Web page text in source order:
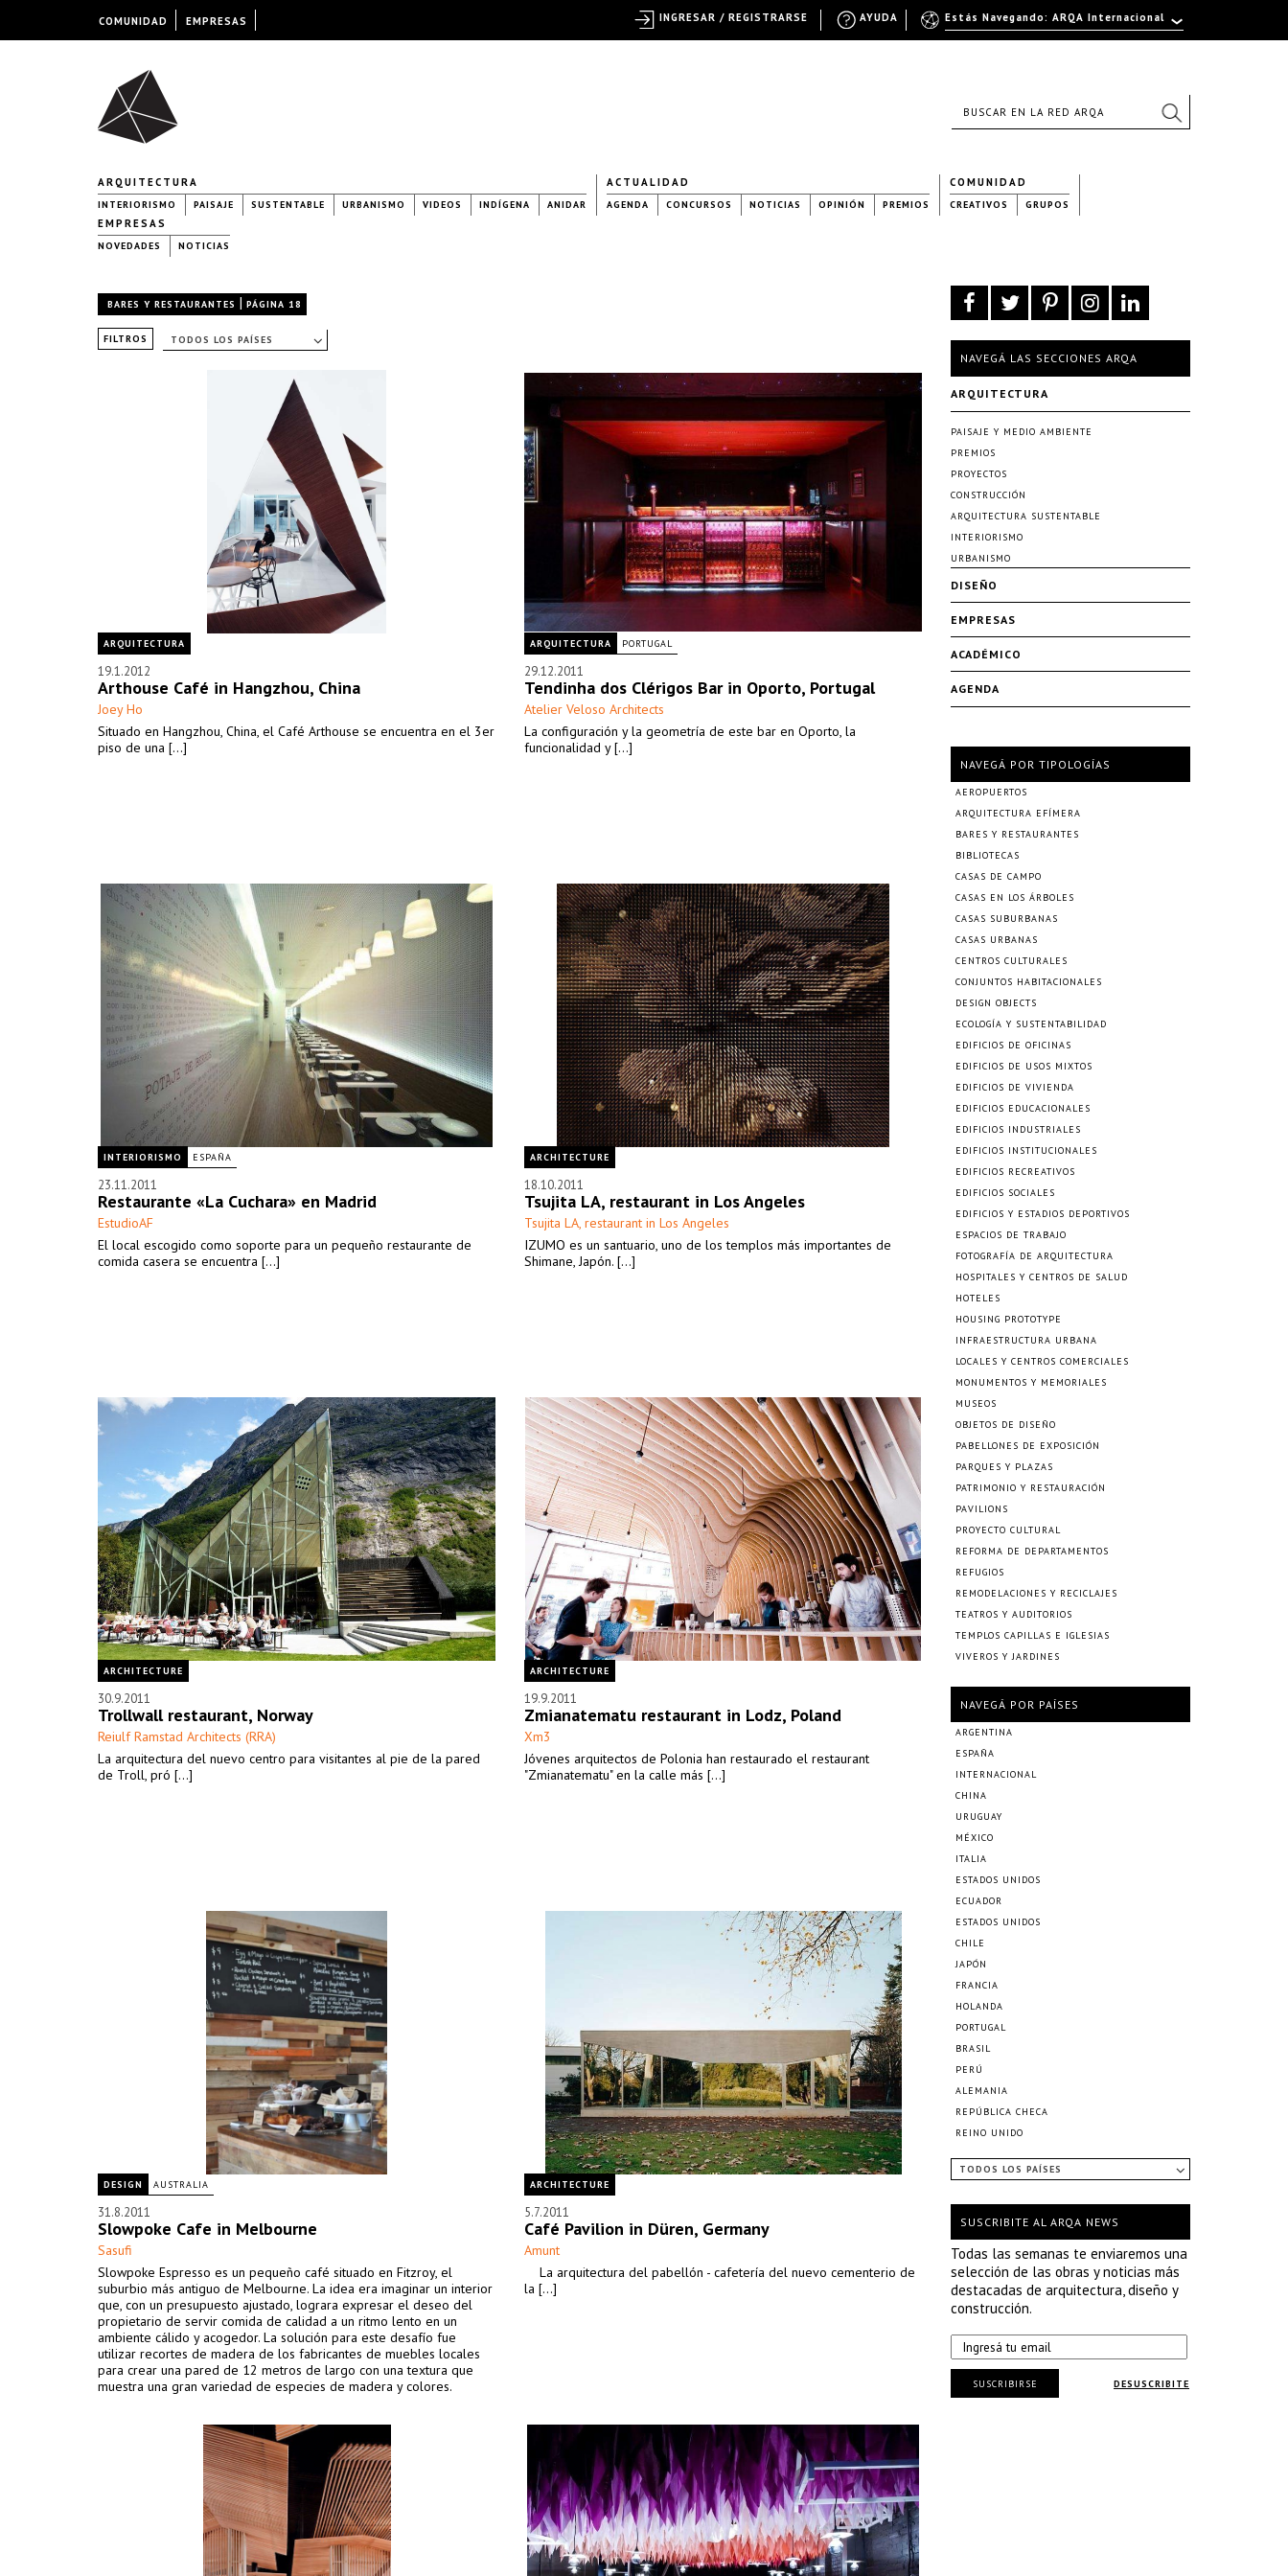
ARQUITECTURA
INTERIORISMO PAISAJE SUSTENTABLE URBANISMO VIDEOS INDÍGENA ANIDAR
ACTUALIDAD
AGENDA CONCURSOS NOTICIAS OPINIÓN PREMIOS
COMUNIDAD
CREATIVOS GRUPOS
EMPRESAS
NOVEDADES NOTICIAS
BARES Y RESTAURANTES | PÁGINA 18
FILTROS TODOS LOS PAÍSES
ARQUITECTURA
19.1.2012
Arthouse Café in Hangzhou, China
Joey Ho
Situado en Hangzhou, China, el Café Arthouse se encuentra en el 3er
piso de una [...]
ARQUITECTURA PORTUGAL
29.12.2011
Tendinha dos Clérigos Bar in Oporto, Portugal
Atelier Veloso Architects
La configuración y la geometría de este bar en Oporto, la
funcionalidad y [...]
INTERIORISMO ESPAÑA
23.11.2011
Restaurante «La Cuchara» en Madrid
EstudioAF
El local escogido como soporte para un pequeño restaurante de
comida casera se encuentra [...]
ARCHITECTURE
18.10.2011
Tsujita LA, restaurant in Los Angeles
Tsujita LA, restaurant in Los Angeles
IZUMO es un santuario, uno de los templos más importantes de
Shimane, Japón. [...]
ARCHITECTURE
30.9.2011
Trollwall restaurant, Norway
Reiulf Ramstad Architects (RRA)
La arquitectura del nuevo centro para visitantes al pie de la pared
de Troll, pró [...]
ARCHITECTURE
19.9.2011
Zmianatematu restaurant in Lodz, Poland
Xm3
Jóvenes arquitectos de Polonia han restaurado el restaurant
"Zmianatematu" en la calle más [...]
DESIGN AUSTRALIA
31.8.2011
Slowpoke Cafe in Melbourne
Sasufi
Slowpoke Espresso es un pequeño café situado en Fitzroy, el
suburbio más antiguo de Melbourne. La idea era imaginar un interior
que, con un presupuesto ajustado, lograra expresar el deseo del
propietario de servir comida de calidad a un ritmo lento en un
ambiente cálido y acogedor. La solución para este desafío fue
utilizar recortes de madera de los fabricantes de muebles locales
para crear una pared de 12 metros de largo con una textura que
muestra una gran variedad de especies de madera y colores.
ARCHITECTURE
5.7.2011
Café Pavilion in Düren, Germany
Amunt
La arquitectura del pabellón - cafetería del nuevo cementerio de
la [...]
NAVEGÁ LAS SECCIONES ARQA
ARQUITECTURA
PAISAJE Y MEDIO AMBIENTE
PREMIOS
PROYECTOS
CONSTRUCCIÓN
ARQUITECTURA SUSTENTABLE
INTERIORISMO
URBANISMO
DISEÑO
EMPRESAS
ACADÉMICO
AGENDA
NAVEGÁ POR TIPOLOGÍAS
AEROPUERTOS
ARQUITECTURA EFÍMERA
BARES Y RESTAURANTES
BIBLIOTECAS
CASAS DE CAMPO
CASAS EN LOS ÁRBOLES
CASAS SUBURBANAS
CASAS URBANAS
CENTROS CULTURALES
CONJUNTOS HABITACIONALES
DESIGN OBJECTS
ECOLOGÍA Y SUSTENTABILIDAD
EDIFICIOS DE OFICINAS
EDIFICIOS DE USOS MIXTOS
EDIFICIOS DE VIVIENDA
EDIFICIOS EDUCACIONALES
EDIFICIOS INDUSTRIALES
EDIFICIOS INSTITUCIONALES
EDIFICIOS RECREATIVOS
EDIFICIOS SOCIALES
EDIFICIOS Y ESTADIOS DEPORTIVOS
ESPACIOS DE TRABAJO
FOTOGRAFÍA DE ARQUITECTURA
HOSPITALES Y CENTROS DE SALUD
HOTELES
HOUSING PROTOTYPE
INFRAESTRUCTURA URBANA
LOCALES Y CENTROS COMERCIALES
MONUMENTOS Y MEMORIALES
MUSEOS
OBJETOS DE DISEÑO
PABELLONES DE EXPOSICIÓN
PARQUES Y PLAZAS
PATRIMONIO Y RESTAURACIÓN
PAVILIONS
PROYECTO CULTURAL
REFORMA DE DEPARTAMENTOS
REFUGIOS
REMODELACIONES Y RECICLAJES
TEATROS Y AUDITORIOS
TEMPLOS CAPILLAS E IGLESIAS
VIVEROS Y JARDINES
NAVEGÁ POR PAÍSES
ARGENTINA
ESPAÑA
INTERNACIONAL
CHINA
URUGUAY
MÉXICO
ITALIA
ESTADOS UNIDOS
ECUADOR
ESTADOS UNIDOS
CHILE
JAPÓN
FRANCIA
HOLANDA
PORTUGAL
BRASIL
PERÚ
ALEMANIA
REPÚBLICA CHECA
REINO UNIDO
TODOS LOS PAÍSES
SUSCRIBITE AL ARQA NEWS
Todas las semanas te enviaremos una
selección de las obras y noticias más
destacadas de arquitectura, diseño y
construcción.
DESUSCRIBITE
SUSCRIBIRSE
COMUNIDAD EMPRESAS Estás Navegando: ARQA Internacional
AYUDA
INGRESAR / REGISTRARSE